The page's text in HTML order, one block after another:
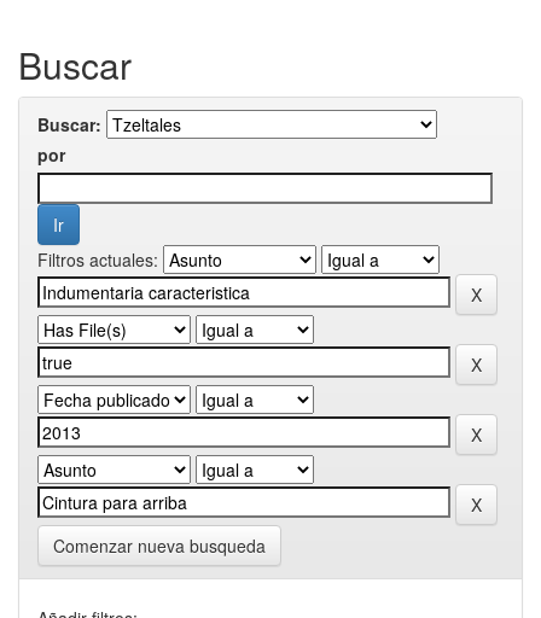
Buscar
Buscar:
por
Filtros actuales:
Comenzar nueva busqueda